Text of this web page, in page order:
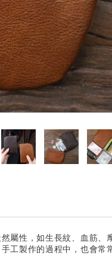
屬性，如生長紋、血筋、
工製作的過程中，也會常